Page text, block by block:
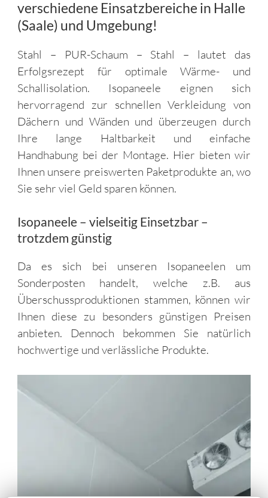
verschiedene Einsatzbereiche in Halle
(Saale) und Umgebung!
Stahl – PUR-Schaum – Stahl – lautet das
Erfolgsrezept für optimale Wärme- und
Schallisolation. Isopaneele eignen sich
hervorragend zur schnellen Verkleidung von
Dächern und Wänden und überzeugen durch
Ihre lange Haltbarkeit und einfache
Handhabung bei der Montage. Hier bieten wir
Ihnen unsere preiswerten Paketprodukte an, wo
Sie sehr viel Geld sparen können.
Isopaneele – vielseitig Einsetzbar –
trotzdem günstig
Da es sich bei unseren Isopaneelen um
Sonderposten handelt, welche z.B. aus
Überschussproduktionen stammen, können wir
Ihnen diese zu besonders günstigen Preisen
anbieten. Dennoch bekommen Sie natürlich
hochwertige und verlässliche Produkte.